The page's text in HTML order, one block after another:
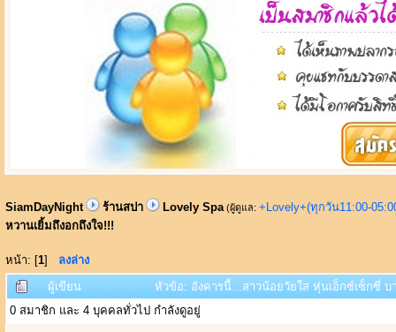
SiamDayNight ร้านสปา Lovely Spa (ผู้ดูแล: +Lovely+(ทุกวัน11:00-
หวานเยิ้มถึงอกถึงใจ!!!
หน้า: [1] ลงล่าง
ผู้เขียน
หัวข้อ: อังคารนี้...สาวน้อยวัยใส หุ่นเอ็กซ์เซ็กซี่ บ
0 สมาชิก และ 4 บุคคลทั่วไป กำลังดูอยู่